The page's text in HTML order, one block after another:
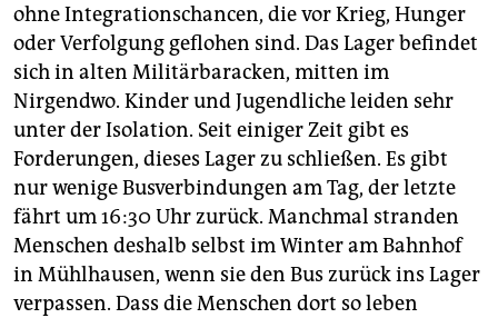
ohne Integrationschancen, die vor Krieg, Hunger
oder Verfolgung geflohen sind. Das Lager befindet
sich in alten Militärbaracken, mitten im
Nirgendwo. Kinder und Jugendliche leiden sehr
unter der Isolation. Seit einiger Zeit gibt es
Forderungen, dieses Lager zu schließen. Es gibt
nur wenige Busverbindungen am Tag, der letzte
fährt um 16:30 Uhr zurück. Manchmal stranden
Menschen deshalb selbst im Winter am Bahnhof
in Mühlhausen, wenn sie den Bus zurück ins Lager
verpassen. Dass die Menschen dort so leben